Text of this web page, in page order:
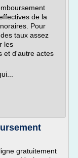
de la
Pour
taux assez
les
et d'autre actes
gratuitement